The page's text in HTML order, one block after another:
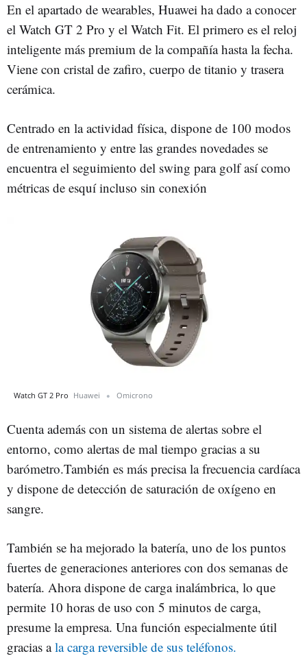
En el apartado de wearables, Huawei ha dado a conocer
el Watch GT 2 Pro y el Watch Fit. El primero es el reloj
inteligente más premium de la compañía hasta la fecha.
Viene con cristal de zafiro, cuerpo de titanio y trasera
cerámica.
Centrado en la actividad física, dispone de 100 modos
de entrenamiento y entre las grandes novedades se
encuentra el seguimiento del swing para golf así como
métricas de esquí incluso sin conexión
Watch GT 2 Pro Huawei Omicrono
Cuenta además con un sistema de alertas sobre el
entorno, como alertas de mal tiempo gracias a su
barómetro.También es más precisa la frecuencia cardíaca
y dispone de detección de saturación de oxígeno en
sangre.
También se ha mejorado la batería, uno de los puntos
fuertes de generaciones anteriores con dos semanas de
batería. Ahora dispone de carga inalámbrica, lo que
permite 10 horas de uso con 5 minutos de carga,
presume la empresa. Una función especialmente útil
gracias ala carga reversible de sus teléfonos.